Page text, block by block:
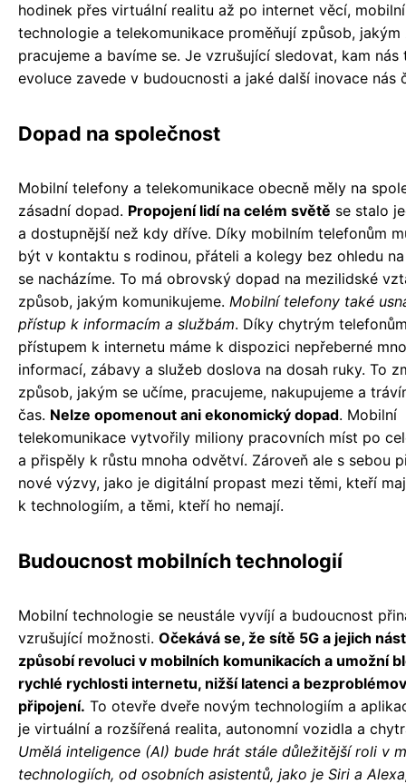
hodinek přes virtuální realitu až po internet věcí, mobilní
technologie a telekomunikace proměňují způsob, jakým
pracujeme a bavíme se. Je vzrušující sledovat, kam nás
evoluce zavede v budoucnosti a jaké další inovace nás
Dopad na společnost
Mobilní telefony a telekomunikace obecně měly na
zásadní dopad. Propojení lidí na celém světě se stalo
a dostupnější než kdy dříve. Díky mobilním telefonům
být v kontaktu s rodinou, přáteli a kolegy bez ohledu
se nacházíme. To má obrovský dopad na mezilidské
způsob, jakým komunikujeme. Mobilní telefony také
přístup k informacím a službám. Díky chytrým
přístupem k internetu máme k dispozici nepřeberné
informací, zábavy a služeb doslova na dosah ruky. To
způsob, jakým se učíme, pracujeme, nakupujeme a
čas. Nelze opomenout ani ekonomický dopad. Mobilní
telekomunikace vytvořily miliony pracovních míst po
a přispěly k růstu mnoha odvětví. Zároveň ale s sebou
nové výzvy, jako je digitální propast mezi těmi, kteří
k technologiím, a těmi, kteří ho nemají.
Budoucnost mobilních technologií
Mobilní technologie se neustále vyvíjí a budoucnost
vzrušující možnosti. Očekává se, že sítě 5G a jejich
způsobí revoluci v mobilních komunikacích a umožní
rychlé rychlosti internetu, nižší latenci a
připojení. To otevře dveře novým technologiím a
je virtuální a rozšířená realita, autonomní vozidla a
Umělá inteligence (AI) bude hrát stále důležitější roli v
technologiích, od osobních asistentů, jako je Siri a